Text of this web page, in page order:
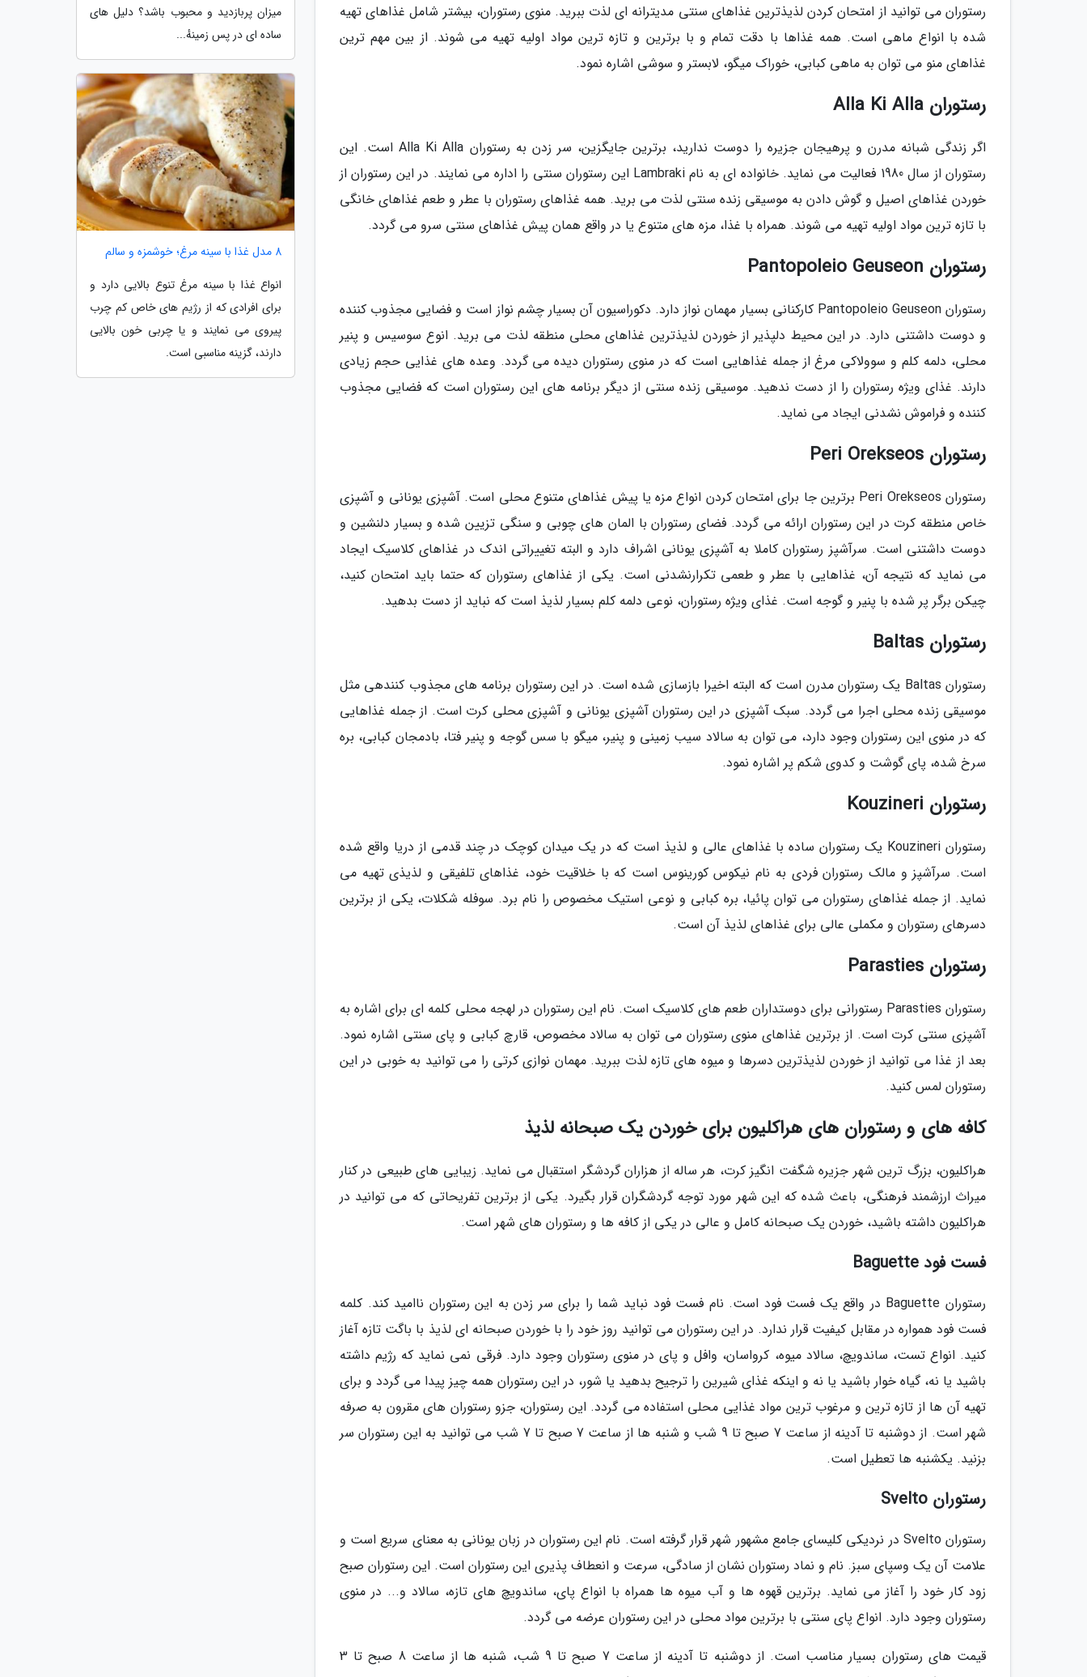
رستوران می توانید از امتحان کردن لذیذترین غذاهای سنتی مدیترانه ای لذت ببرید. منوی رستوران، بیشتر شامل غذاهای تهیه
شده با انواع ماهی است. همه غذاها با دقت تمام و با برترین و تازه ترین مواد اولیه تهیه می شوند. از بین مهم ترین
غذاهای منو می توان به ماهی کبابی، خوراک میگو، لابستر و سوشی اشاره نمود.
رستوران Alla Ki Alla
اگر زندگی شبانه مدرن و پرهیجان جزیره را دوست ندارید، برترین جایگزین، سر زدن به رستوران Alla Ki Alla است. این
رستوران از سال 1980 فعالیت می نماید. خانواده ای به نام Lambraki این رستوران سنتی را اداره می نمایند. در این رستوران از
خوردن غذاهای اصیل و گوش دادن به موسیقی زنده سنتی لذت می برید. همه غذاهای رستوران با عطر و طعم غذاهای خانگی
با تازه ترین مواد اولیه تهیه می شوند. همراه با غذا، مزه های متنوع یا در واقع همان پیش غذاهای سنتی سرو می گردد.
رستوران Pantopoleio Geuseon
رستوران Pantopoleio Geuseon کارکنانی بسیار مهمان نواز دارد. دکوراسیون آن بسیار چشم نواز است و فضایی مجذوب کننده
و دوست داشتنی دارد. در این محیط دلپذیر از خوردن لذیذترین غذاهای محلی منطقه لذت می برید. انوع سوسیس و پنیر
محلی، دلمه کلم و سوولاکی مرغ از جمله غذاهایی است که در منوی رستوران دیده می گردد. وعده های غذایی حجم زیادی
دارند. غذای ویژه رستوران را از دست ندهید. موسیقی زنده سنتی از دیگر برنامه های این رستوران است که فضایی مجذوب
کننده و فراموش نشدنی ایجاد می نماید.
رستوران Peri Orekseos
رستوران Peri Orekseos برترین جا برای امتحان کردن انواع مزه یا پیش غذاهای متنوع محلی است. آشپزی یونانی و آشپزی
خاص منطقه کرت در این رستوران ارائه می گردد. فضای رستوران با المان های چوبی و سنگی تزیین شده و بسیار دلنشین و
دوست داشتنی است. سرآشپز رستوران کاملا به آشپزی یونانی اشراف دارد و البته تغییراتی اندک در غذاهای کلاسیک ایجاد
می نماید که نتیجه آن، غذاهایی با عطر و طعمی تکرارنشدنی است. یکی از غذاهای رستوران که حتما باید امتحان کنید،
چیکن برگر پر شده با پنیر و گوجه است. غذای ویژه رستوران، نوعی دلمه کلم بسیار لذیذ است که نباید از دست بدهید.
رستوران Baltas
رستوران Baltas یک رستوران مدرن است که البته اخیرا بازسازی شده است. در این رستوران برنامه های مجذوب کنندهی مثل
موسیقی زنده محلی اجرا می گردد. سبک آشپزی در این رستوران آشپزی یونانی و آشپزی محلی کرت است. از جمله غذاهایی
که در منوی این رستوران وجود دارد، می توان به سالاد سیب زمینی و پنیر، میگو با سس گوجه و پنیر فتا، بادمجان کبابی، بره
سرخ شده، پای گوشت و کدوی شکم پر اشاره نمود.
رستوران Kouzineri
رستوران Kouzineri یک رستوران ساده با غذاهای عالی و لذیذ است که در یک میدان کوچک در چند قدمی از دریا واقع شده
است. سرآشپز و مالک رستوران فردی به نام نیکوس کورینوس است که با خلاقیت خود، غذاهای تلفیقی و لذیذی تهیه می
نماید. از جمله غذاهای رستوران می توان پائیا، بره کبابی و نوعی استیک مخصوص را نام برد. سوفله شکلات، یکی از برترین
دسرهای رستوران و مکملی عالی برای غذاهای لذیذ آن است.
رستوران Parasties
رستوران Parasties رستورانی برای دوستداران طعم های کلاسیک است. نام این رستوران در لهجه محلی کلمه ای برای اشاره به
آشپزی سنتی کرت است. از برترین غذاهای منوی رستوران می توان به سالاد مخصوص، قارچ کبابی و پای سنتی اشاره نمود.
بعد از غذا می توانید از خوردن لذیذترین دسرها و میوه های تازه لذت ببرید. مهمان نوازی کرتی را می توانید به خوبی در این
رستوران لمس کنید.
کافه های و رستوران های هراکلیون برای خوردن یک صبحانه لذیذ
هراکلیون، بزرگ ترین شهر جزیره شگفت انگیز کرت، هر ساله از هزاران گردشگر استقبال می نماید. زیبایی های طبیعی در کنار
میراث ارزشمند فرهنگی، باعث شده که این شهر مورد توجه گردشگران قرار بگیرد. یکی از برترین تفریحاتی که می توانید در
هراکلیون داشته باشید، خوردن یک صبحانه کامل و عالی در یکی از کافه ها و رستوران های شهر است.
فست فود Baguette
رستوران Baguette در واقع یک فست فود است. نام فست فود نباید شما را برای سر زدن به این رستوران ناامید کند. کلمه
فست فود همواره در مقابل کیفیت قرار ندارد. در این رستوران می توانید روز خود را با خوردن صبحانه ای لذیذ با باگت تازه آغاز
کنید. انواع تست، ساندویچ، سالاد میوه، کرواسان، وافل و پای در منوی رستوران وجود دارد. فرقی نمی نماید که رژیم داشته
باشید یا نه، گیاه خوار باشید یا نه و اینکه غذای شیرین را ترجیح بدهید یا شور، در این رستوران همه چیز پیدا می گردد و برای
تهیه آن ها از تازه ترین و مرغوب ترین مواد غذایی محلی استفاده می گردد. این رستوران، جزو رستوران های مقرون به صرفه
شهر است. از دوشنبه تا آدینه از ساعت 7 صبح تا 9 شب و شنبه ها از ساعت 7 صبح تا 7 شب می توانید به این رستوران سر
بزنید. یکشنبه ها تعطیل است.
رستوران Svelto
رستوران Svelto در نردیکی کلیسای جامع مشهور شهر قرار گرفته است. نام این رستوران در زبان یونانی به معنای سریع است و
علامت آن یک وسپای سبز. نام و نماد رستوران نشان از سادگی، سرعت و انعطاف پذیری این رستوران است. این رستوران صبح
زود کار خود را آغاز می نماید. برترین قهوه ها و آب میوه ها همراه با انواع پای، ساندویچ های تازه، سالاد و... در منوی
رستوران وجود دارد. انواع پای سنتی با برترین مواد محلی در این رستوران عرضه می گردد.
قیمت های رستوران بسیار مناسب است. از دوشنبه تا آدینه از ساعت 7 صبح تا 9 شب، شنبه ها از ساعت 8 صبح تا 3
میزان پربازدید و محبوب باشد؟ دلیل های
ساده ای در پس زمینهٔ...
8 مدل غذا با سینه مرغ؛ خوشمزه و سالم
انواع غذا با سینه مرغ تنوع بالایی دارد و
برای افرادی که از رژیم های خاص کم چرب
پیروی می نمایند و یا چربی خون بالایی
دارند، گزینه مناسبی است.